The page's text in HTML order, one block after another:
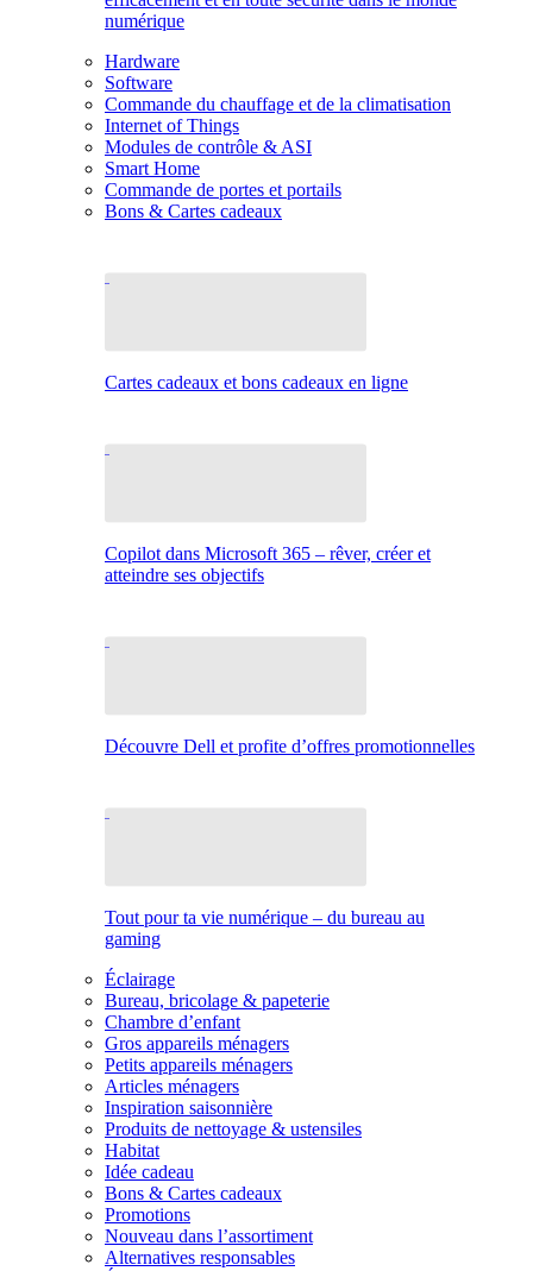
numérique
Hardware
Software
Commande du chauffage et de la climatisation
Internet of Things
Modules de contrôle & ASI
Smart Home
Commande de portes et portails
Bons & Cartes cadeaux
Cartes cadeaux et bons cadeaux en ligne
Copilot dans Microsoft 365 – rêver, créer et
atteindre ses objectifs
Découvre Dell et profite d’offres promotionnelles
Tout pour ta vie numérique – du bureau au
gaming
Éclairage
Bureau, bricolage & papeterie
Chambre d’enfant
Gros appareils ménagers
Petits appareils ménagers
Articles ménagers
Inspiration saisonnière
Produits de nettoyage & ustensiles
Habitat
Idée cadeau
Bons & Cartes cadeaux
Promotions
Nouveau dans l’assortiment
Alternatives responsables